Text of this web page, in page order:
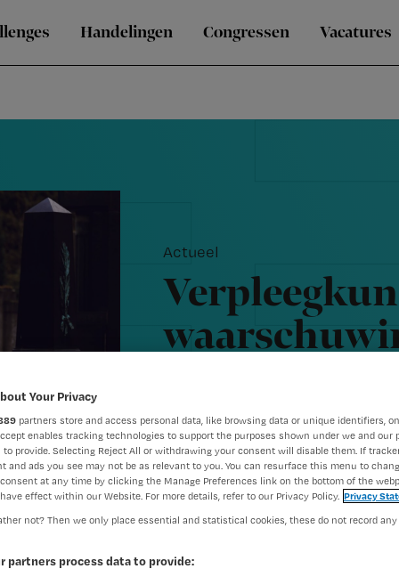
Handelingen Congressen Vacatures
Actueel
Auteur:Francine Aarts28 juli 2021
Your Privacy
partners store and access personal data, like browsing data or unique identifiers,
enables tracking technologies to support the purposes shown under we and our
to provide. Selecting Reject All or withdrawing your consent will disable them. If
and ads you see may not be as relevant to you. You can resurface this menu to
at any time by clicking the Manage Preferences link on the bottom of the
effect within our Website. For more details, refer to our Privacy Policy. Privacy
not? Then we only place essential and statistical cookies, these do not record
partners process data to provide: